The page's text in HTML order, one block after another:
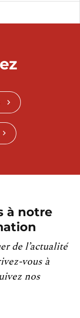
à notre
de l’actualité
vous à
nos